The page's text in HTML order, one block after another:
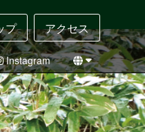
プ アクセス
Instagram
日本語
English